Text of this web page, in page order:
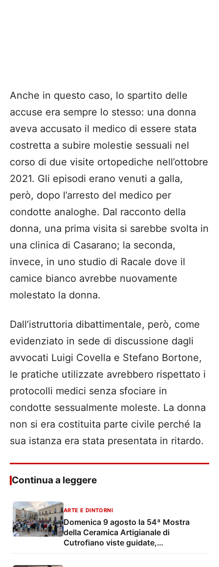
Anche in questo caso, lo spartito delle
accuse era sempre lo stesso: una donna
aveva accusato il medico di essere stata
costretta a subire molestie sessuali nel
corso di due visite ortopediche nell’ottobre
2021. Gli episodi erano venuti a galla,
però, dopo l’arresto del medico per
condotte analoghe. Dal racconto della
donna, una prima visita si sarebbe svolta in
una clinica di Casarano; la seconda,
invece, in uno studio di Racale dove il
camice bianco avrebbe nuovamente
molestato la donna.
Dall’istruttoria dibattimentale, però, come
evidenziato in sede di discussione dagli
avvocati Luigi Covella e Stefano Bortone,
le pratiche utilizzate avrebbero rispettato i
protocolli medici senza sfociare in
condotte sessualmente moleste. La donna
non si era costituita parte civile perché la
sua istanza era stata presentata in ritardo.
Continua a leggere
ARTE E DINTORNI
Domenica 9 agosto la 54ª Mostra
della Ceramica Artigianale di
Cutrofiano viste guidate,